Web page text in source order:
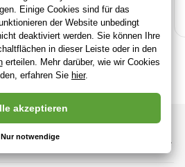
Treueprogramm
RajClub